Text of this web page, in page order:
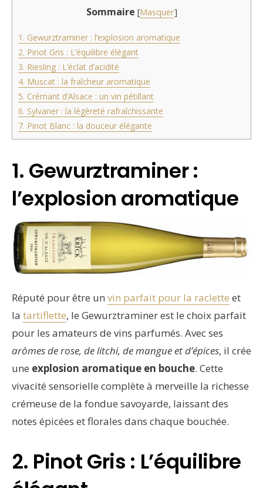
Sommaire [Masquer]
1. Gewurztraminer : l’explosion aromatique
2. Pinot Gris : L’équilibre élégant
3. Riesling : L’éclat d’acidité
4. Muscat : la fraîcheur aromatique
5. Crémant d’Alsace : un vin pétillant
6. Sylvaner : la légèreté rafraîchissante
7. Pinot Blanc : la douceur élégante
1. Gewurztraminer :
l’explosion aromatique
Réputé pour être un vin parfait pour la raclette et
la tartiflette, le Gewurztraminer est le choix parfait
pour les amateurs de vins parfumés. Avec ses
arômes de rose, de litchi, de mangue et d’épices, il crée
une explosion aromatique en bouche. Cette
vivacité sensorielle complète à merveille la richesse
crémeuse de la fondue savoyarde, laissant des
notes épicées et florales dans chaque bouchée.
2. Pinot Gris : L’équilibre